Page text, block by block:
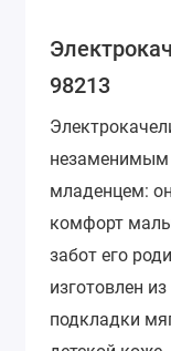
98213
младенцем:
комфорт
забот его
изготовлен
подкладки